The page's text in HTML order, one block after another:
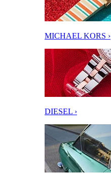
MICHAEL KORS ›
DIESEL ›